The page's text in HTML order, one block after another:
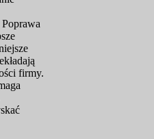
Poprawa
firmy.